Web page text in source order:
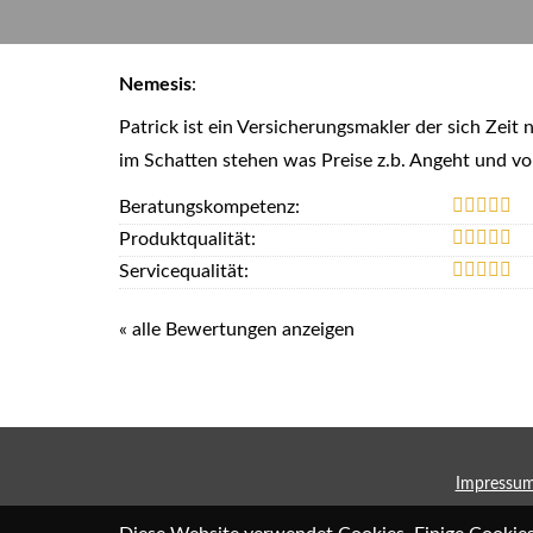
Nemesis:
Patrick ist ein Ver­sicherungs­makler der sich
im Schatten stehen was Preise z.b. Angeht und
Beratungskompetenz:
Produktqualität:
Servicequalität:
« alle Bewertungen anzeigen